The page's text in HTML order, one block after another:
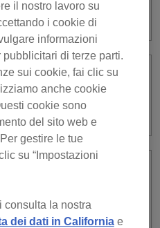
usando il codice
appoggiando il
il nostro lavoro su
i cookie di
informazioni
di terze parti.
sui cookie, fai clic su
anche cookie
cookie sono
del sito web e
gestire le tue
su “Impostazioni
consulta la nostra
dei dati in Californiae